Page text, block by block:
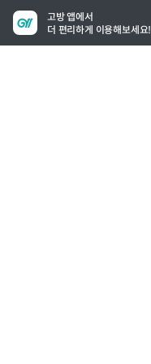
고방 앱에서
더 편리하게 이용해보세요!